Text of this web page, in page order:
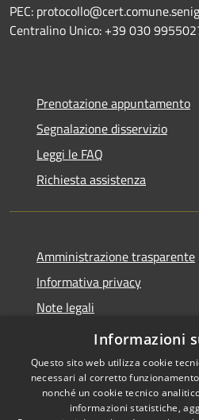
PEC:
Centralino Unico: +39 030
Prenotazione appuntamento
Segnalazione disservizio
Leggi le FAQ
Richiesta assistenza
Amministrazione trasparente
Informativa privacy
Note legali
Dichiarazione di accessibilità
Informazioni
Questo sito web utilizza cookie
necessari al corretto
nonché un cookie tecnico
informazioni statistiche,